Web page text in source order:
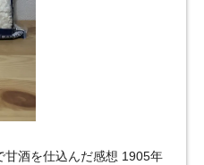
酒を仕込んだ感想 1905年